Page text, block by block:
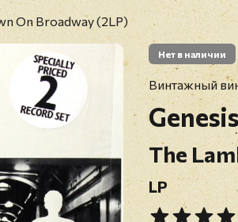
On Broadway (2LP)
Нет в наличии
Винтажный
Genesis
The
LP